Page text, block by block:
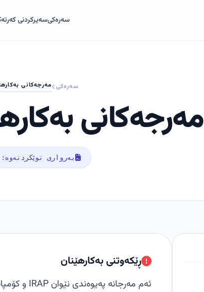
سەرەکیسەیرکردنی
سەرەکی مەرجەکانی
مەرجەکانی
بەرواری نوێکردنەوە:
ڕێکەوتنی بەکارهێنان